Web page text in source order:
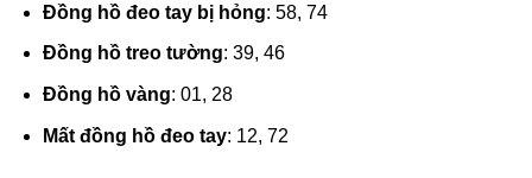
Đồng hồ đeo tay bị hỏng: 58, 74
Đồng hồ treo tường: 39, 46
Đồng hồ vàng: 01, 28
Mất đồng hồ đeo tay: 12, 72